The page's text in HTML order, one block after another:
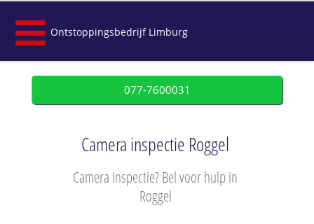
Ontstoppingsbedrijf Limburg
077-7600031
Camera inspectie Roggel
Camera inspectie? Bel voor hulp in
Roggel